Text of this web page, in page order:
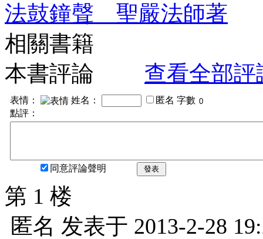
法鼓鐘聲 聖嚴法師著
相關書籍
本書評論
查看全部評
表情： 姓名： 匿名 字數
點評：
同意評論聲明 發表
第 1 楼
匿名 发表于 2013-2-28